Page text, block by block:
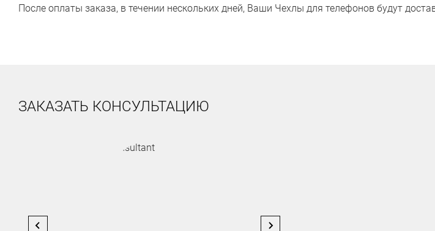
После оплаты заказа, в течении нескольких дней, Ваши Чехлы для телефонов будут
ЗАКАЗАТЬ КОНСУЛЬТАЦИЮ